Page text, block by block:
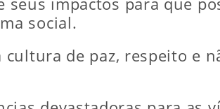
social.
de paz, respeito e